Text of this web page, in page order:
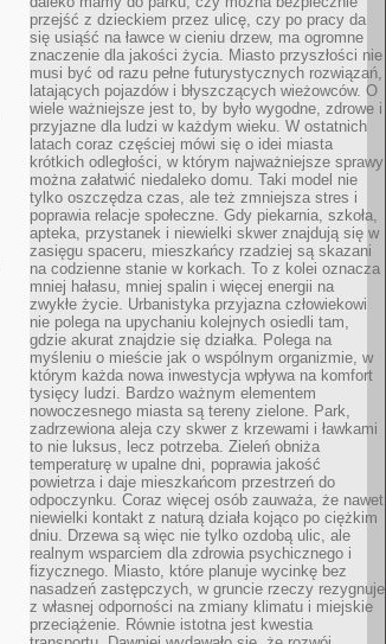
przejść z dzieckiem przez ulicę, czy po pracy da
się usiąść na ławce w cieniu drzew, ma ogromne
znaczenie dla jakości życia. Miasto przyszłości nie
musi być od razu pełne futurystycznych rozwiązań,
latających pojazdów i błyszczących wieżowców. O
wiele ważniejsze jest to, by było wygodne, zdrowe i
przyjazne dla ludzi w każdym wieku. W ostatnich
latach coraz częściej mówi się o idei miasta
krótkich odległości, w którym najważniejsze sprawy
można załatwić niedaleko domu. Taki model nie
tylko oszczędza czas, ale też zmniejsza stres i
poprawia relacje społeczne. Gdy piekarnia, szkoła,
apteka, przystanek i niewielki skwer znajdują się w
zasięgu spaceru, mieszkańcy rzadziej są skazani
na codzienne stanie w korkach. To z kolei oznacza
mniej hałasu, mniej spalin i więcej energii na
zwykłe życie. Urbanistyka przyjazna człowiekowi
nie polega na upychaniu kolejnych osiedli tam,
gdzie akurat znajdzie się działka. Polega na
myśleniu o mieście jak o wspólnym organizmie, w
którym każda nowa inwestycja wpływa na komfort
tysięcy ludzi. Bardzo ważnym elementem
nowoczesnego miasta są tereny zielone. Park,
zadrzewiona aleja czy skwer z krzewami i ławkami
to nie luksus, lecz potrzeba. Zieleń obniża
temperaturę w upalne dni, poprawia jakość
powietrza i daje mieszkańcom przestrzeń do
odpoczynku. Coraz więcej osób zauważa, że nawet
niewielki kontakt z naturą działa kojąco po ciężkim
dniu. Drzewa są więc nie tylko ozdobą ulic, ale
realnym wsparciem dla zdrowia psychicznego i
fizycznego. Miasto, które planuje wycinkę bez
nasadzeń zastępczych, w gruncie rzeczy rezygnuje
z własnej odporności na zmiany klimatu i miejskie
przeciążenie. Równie istotna jest kwestia